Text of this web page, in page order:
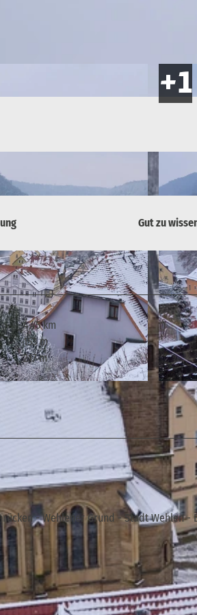
© Yvonne
Gut zu
4,45 km
153 m
217 m
- Wehlener Grund - Stadt Wehlen -